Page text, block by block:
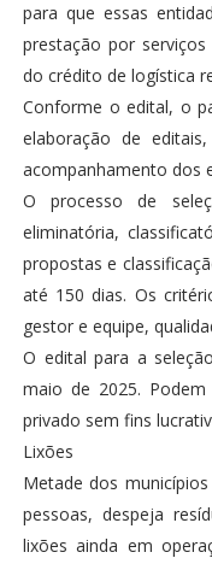
para que essas
prestação por
do crédito de logística
Conforme o edital, o
elaboração de
acompanhamento dos
O processo de
eliminatória,
propostas e
até 150 dias. Os
gestor e equipe,
O edital para a
maio de 2025.
privado sem fins
Lixões
Metade dos
pessoas, despeja
lixões ainda em